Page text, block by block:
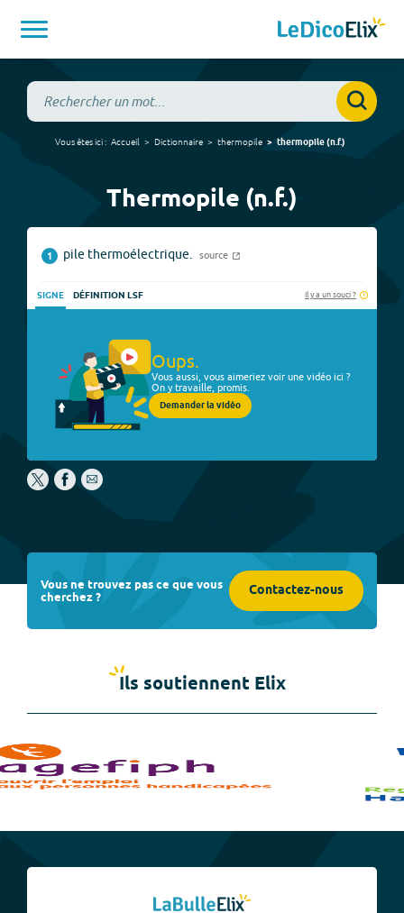
Vous êtes ici : Accueil Dictionnaire thermopile thermopile(n.f.)
Thermopile (n.f.)
1 pile thermoélectrique. source
SIGNE DÉFINITION LSF Il y a un souci ?
Oups.
Vous aussi, vous aimeriez voir une vidéo ici ?
On y travaille, promis.
Demander la vidéo
Vous ne trouvez pas ce que vous
cherchez ? Contactez-nous
Ils soutiennent Elix